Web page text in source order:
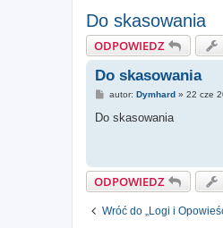
Do skasowania
ODPOWIEDZ
Do skasowania
P
s
autor: Dymhard» 22 cze
Do skasowania
ODPOWIEDZ
Wróć do „Logi i